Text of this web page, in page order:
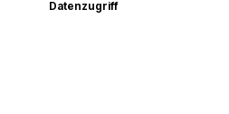
Datenzugriff